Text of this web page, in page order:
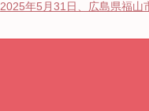
2025年5月31日、広島県福山